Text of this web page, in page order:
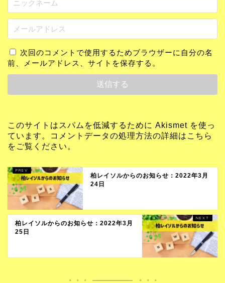
次回のコメントで使用するためブラウザーに自分の名
前、メールアドレス、サイトを保存する。
このサイトはスパムを低減するために Akismet を使っ
ています。
コメントデータの処理方法の詳細はこちら
をご覧ください 。
柏レイソルからのお知らせ：2022年3月
24日
柏レイソルからのお知らせ：2022年3月
25日